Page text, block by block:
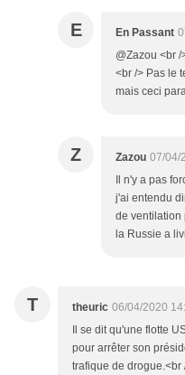
E En Passant
@Zazou <br
<br /> Pas le
mais ceci
Z Zazou 07/04/
Il n'y a pas
j'ai entendu
de ventilation
la Russie a
T theuric 06/04/2020
Il se dit qu'une flotte
pour arrêter son
trafique de drogue.<br